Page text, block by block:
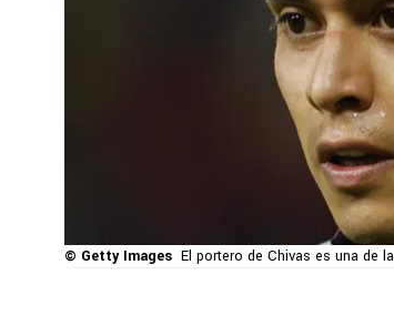
© Getty Images El portero de Chivas es una de